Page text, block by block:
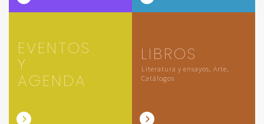
EVENTOS
Y
AGENDA
LIBROS
Literatura y ensayos, Arte,
Catálogos